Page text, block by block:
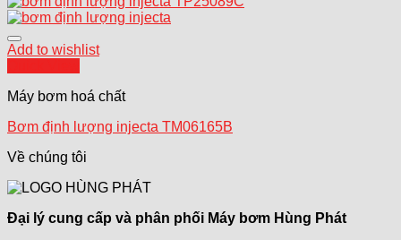
Add to wishlist
Máy bơm hoá chất
Bơm định lượng injecta TM06165B
Về chúng tôi
Đại lý cung cấp và phân phối Máy bơm Hùng Phát